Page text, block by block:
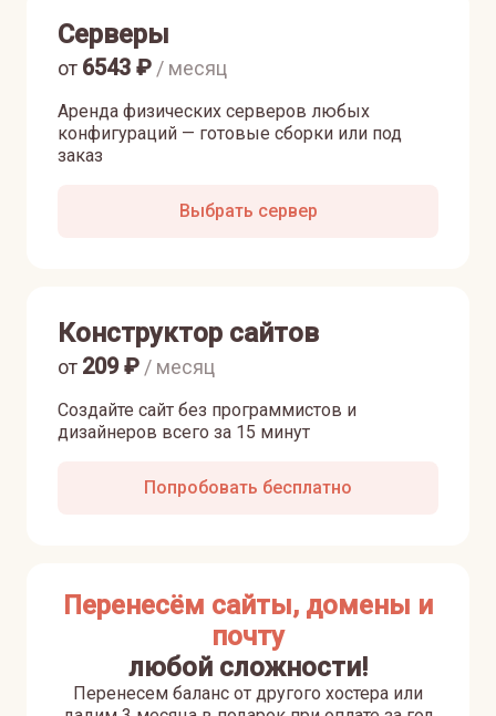
Серверы
Аренда физических серверов любых
конфигураций — готовые сборки или под
заказ
от 6543 ₽ / месяц
Выбрать сервер
Конструктор сайтов
Создайте сайт без программистов и
дизайнеров всего за 15 минут
от 209₽ / месяц
Попробовать бесплатно
Перенесём сайты, домены и
почту
любой сложности!
Перенесем баланс от другого хостера или